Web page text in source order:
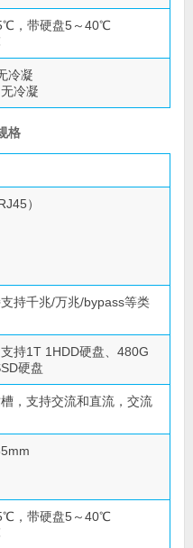
，带硬盘5～40℃
冷凝
冷凝
格
）
持千兆/万兆/bypass等类
持1T 1HDD硬盘、480G
硬盘
，支持交流和直流，交流
，带硬盘5～40℃